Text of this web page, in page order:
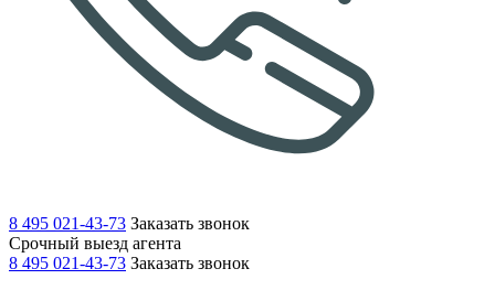
8 495 021-43-73 Заказать звонок
Срочный выезд агента
8 495 021-43-73 Заказать звонок